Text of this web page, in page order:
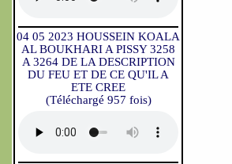
04 05 2023 HOUSSEIN KOALA
AL BOUKHARI A PISSY 3258
A 3264 DE LA DESCRIPTION
DU FEU ET DE CE QU'IL A
ETE CREE
(Téléchargé 957 fois)